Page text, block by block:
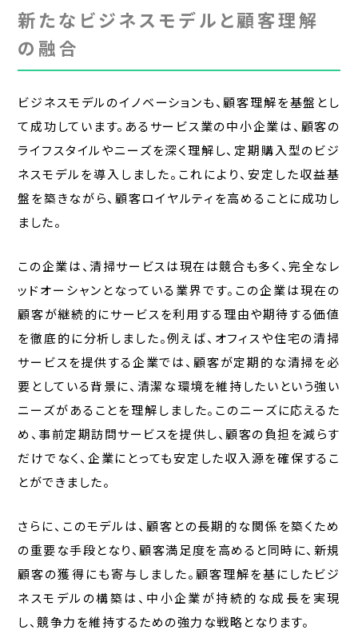
新たなビジネスモデルと顧客理解
の融合
ビジネスモデルのイノベーションも、顧客理解を基盤とし
て成功しています。あるサービス業の中小企業は、顧客の
ライフスタイルやニーズを深く理解し、定期購入型のビジ
ネスモデルを導入しました。これにより、安定した収益基
盤を築きながら、顧客ロイヤルティを高めることに成功し
ました。
この企業は、清掃サービスは現在は競合も多く、完全なレ
ッドオーシャンとなっている業界です。この企業は現在の
顧客が継続的にサービスを利用する理由や期待する価値
を徹底的に分析しました。例えば、オフィスや住宅の清掃
サービスを提供する企業では、顧客が定期的な清掃を必
要としている背景に、清潔な環境を維持したいという強い
ニーズがあることを理解しました。このニーズに応えるた
め、事前定期訪問サービスを提供し、顧客の負担を減らす
だけでなく、企業にとっても安定した収入源を確保するこ
とができました。
さらに、このモデルは、顧客との長期的な関係を築くため
の重要な手段となり、顧客満足度を高めると同時に、新規
顧客の獲得にも寄与しました。顧客理解を基にしたビジ
ネスモデルの構築は、中小企業が持続的な成長を実現
し、競争力を維持するための強力な戦略となります。